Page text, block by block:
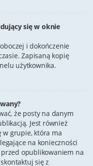
się w oknie
i dokończenie
Zapisaną kopię
użytkownika.
że posty na danym
Jest również
w grupie, która ma
na konieczności
opublikowaniem na
się z